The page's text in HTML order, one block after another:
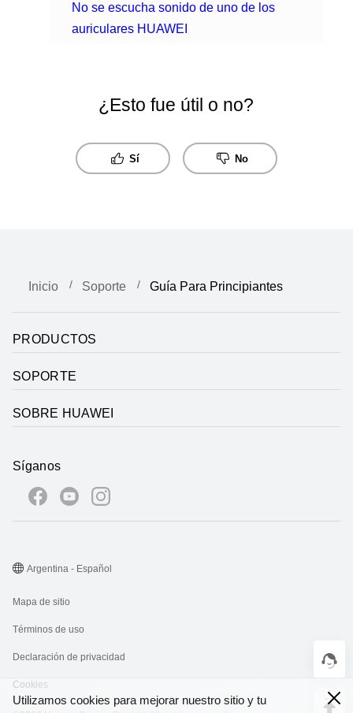
Utilizamos cookies para mejorar nuestro sitio y tu
No se escucha sonido de uno de los
auriculares HUAWEI
¿Esto fue útil o no?
Sí No
Inicio Soporte Guía Para Principiantes
PRODUCTOS
SOPORTE
SOBRE HUAWEI
Síganos
Mapa de sitio
Términos de uso
Declaración de privacidad
Cookies
Argentina - Español